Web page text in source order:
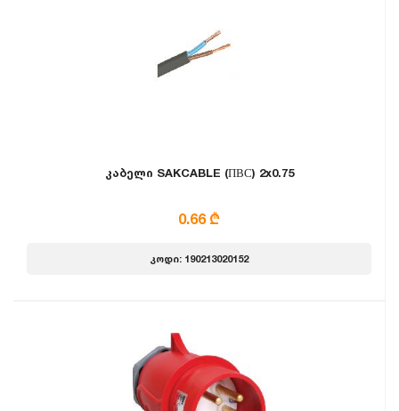
კაბელი SAKCABLE (ПВС) 2x0.75
0.66 ₾
კოდი: 190213020152